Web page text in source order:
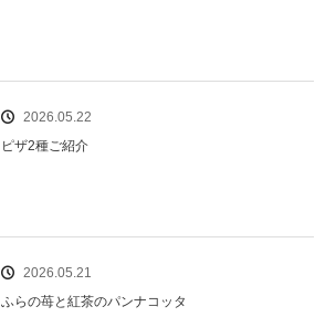
2026.05.22
ピザ2種ご紹介
2026.05.21
ふらの苺と紅茶のパンナコッタ